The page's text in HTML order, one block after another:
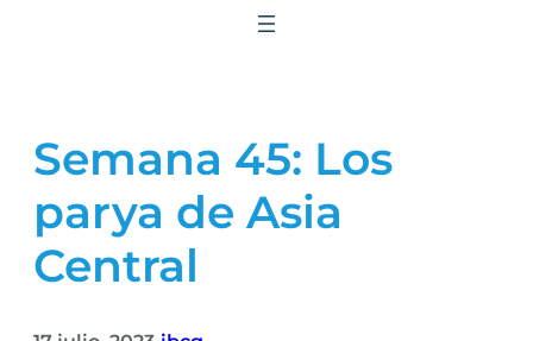
Semana 45: Los
parya de Asia
Central